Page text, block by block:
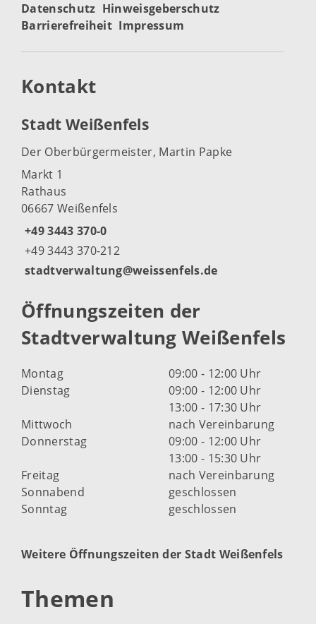
Datenschutz Hinweisgeberschutz
Barrierefreiheit Impressum
Kontakt
Stadt Weißenfels
Der Oberbürgermeister, Martin Papke
Markt 1
Rathaus
06667 Weißenfels
+49 3443 370-0
+49 3443 370-212
stadtverwaltung@weissenfels.de
Öffnungszeiten der
Stadtverwaltung Weißenfels
Montag
09:00 - 12:00 Uhr
Dienstag
09:00 - 12:00 Uhr
13:00 - 17:30 Uhr
Mittwoch
nach Vereinbarung
Donnerstag
09:00 - 12:00 Uhr
13:00 - 15:30 Uhr
Freitag
nach Vereinbarung
Sonnabend
geschlossen
Sonntag
geschlossen
Weitere Öffnungszeiten der Stadt Weißenfels
Themen